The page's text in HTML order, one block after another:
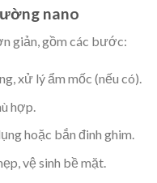
nano
giản, gồm các bước:
xử lý ẩm mốc (nếu có).
hợp.
hoặc bắn đinh ghim.
vệ sinh bề mặt.